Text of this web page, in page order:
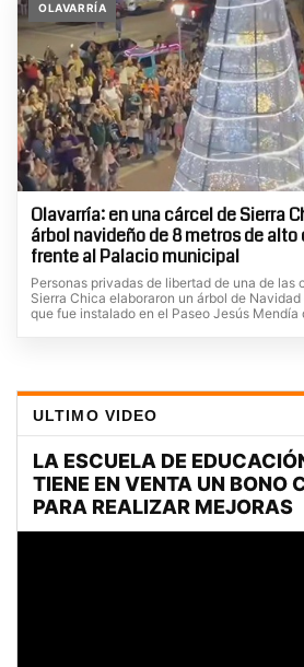
OLAVARRÍA
Olavarría: en una cárcel de Sierra
árbol navideño de 8 metros de
frente al Palacio municipal
Personas privadas de libertad de una de las
Sierra Chica elaboraron un árbol de
que fue instalado en el Paseo Jesús Mendía
ULTIMO VIDEO